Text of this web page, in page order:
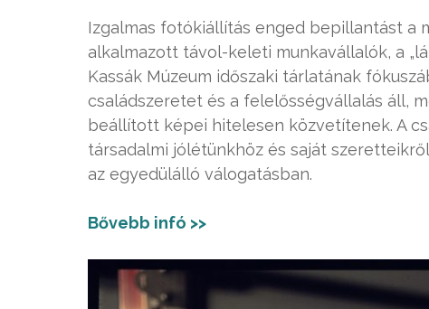
Izgalmas fotókiállítás enged bepillantást a
alkalmazott távol-keleti munkavállalók, a
Kassák Múzeum időszaki tárlatának
családszeretet és a felelősségvállalás áll,
beállított képei hitelesen közvetítenek. A
társadalmi jólétünkhöz és saját
az egyedülálló válogatásban.
Bővebb infó >>